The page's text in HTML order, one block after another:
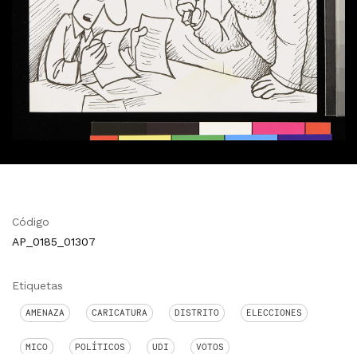
Código
AP_0185_01307
Etiquetas
AMENAZA CARICATURA DISTRITO ELECCIONES
MICO POLÍTICOS UDI VOTOS